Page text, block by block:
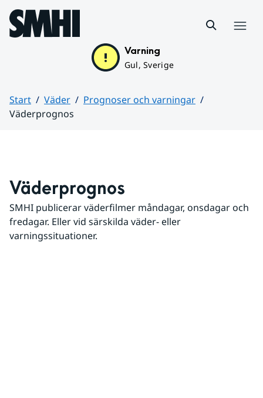
Hoppa till sidans innehåll
Varning
Gul, Sverige
Start Väder
Prognoser och varningar
Väderprognos
Väderprognos
SMHI publicerar väderfilmer måndagar, onsdagar och
fredagar. Eller vid särskilda väder- eller
varningssituationer.